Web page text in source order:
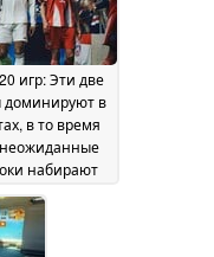
игр: Эти две
доминируют в
в то время
неожиданные
набирают
13 May 2026